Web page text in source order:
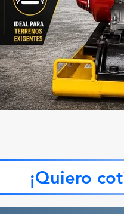
¡Quiero